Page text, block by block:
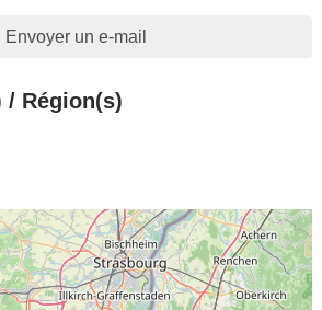
Envoyer un e-mail
/ Région(s)